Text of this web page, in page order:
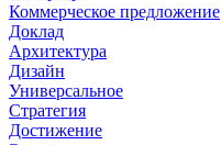
Коммерческое предложение
Доклад
Архитектура
Дизайн
Универсальное
Стратегия
Достижение